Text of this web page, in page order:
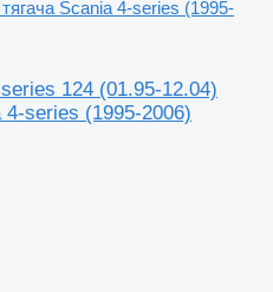
Scania 4-series (1995-
124 (01.95-12.04)
4-series (1995-2006)